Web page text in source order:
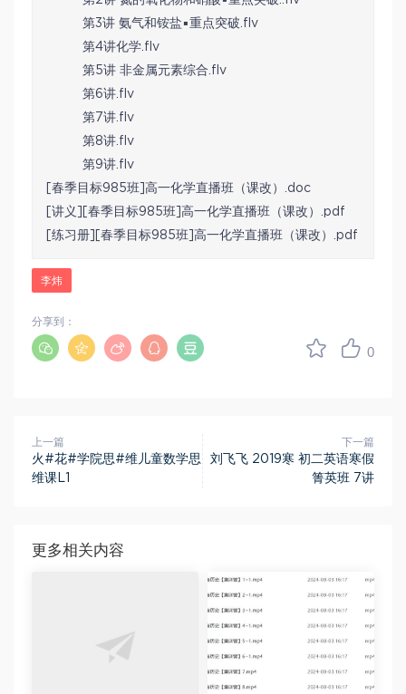
第3讲 氨气和铵盐▪重点突破.flv
第4讲化学.flv
第5讲 非金属元素综合.flv
第6讲.flv
第7讲.flv
第8讲.flv
第9讲.flv
[春季目标985班]高一化学直播班（课改）.doc
[讲义][春季目标985班]高一化学直播班（课改）.pdf
[练习册][春季目标985班]高一化学直播班（课改）.pdf
李炜
0
分享到：
上一篇
火#花#学院思#维儿童数学思
维课L1
下一篇
刘飞飞 2019寒 初二英语寒假
箐英班 7讲
更多相关内容